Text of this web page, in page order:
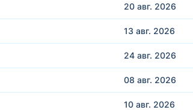
20 авг. 2026
13 авг. 2026
24 авг. 2026
08 авг. 2026
10 авг. 2026